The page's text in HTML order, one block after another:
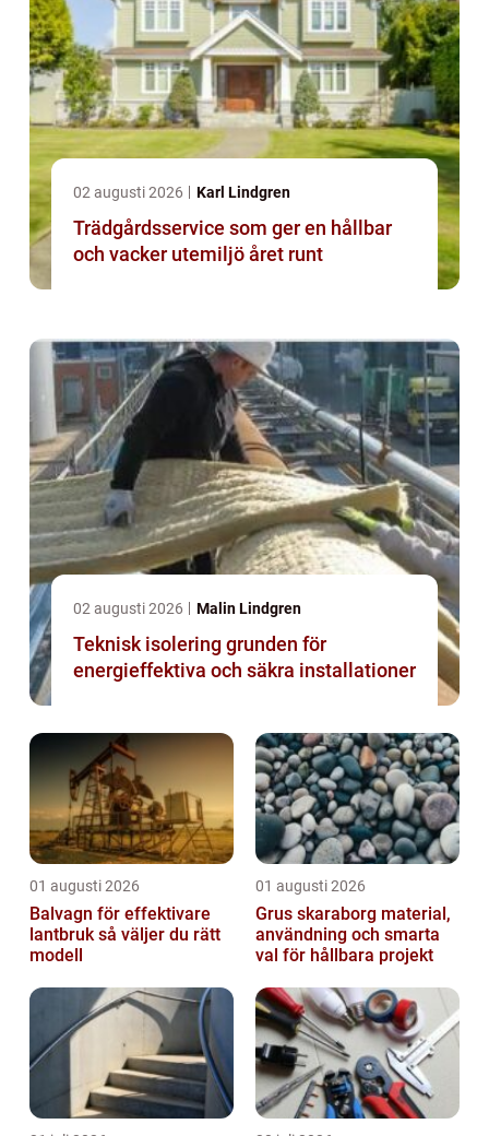
02 augusti 2026 Karl Lindgren
Trädgårdsservice som ger en hållbar
och vacker utemiljö året runt
02 augusti 2026 Malin Lindgren
Teknisk isolering grunden för
energieffektiva och säkra installationer
01 augusti 2026
Balvagn för effektivare
lantbruk så väljer du rätt
modell
01 augusti 2026
Grus skaraborg material,
användning och smarta
val för hållbara projekt